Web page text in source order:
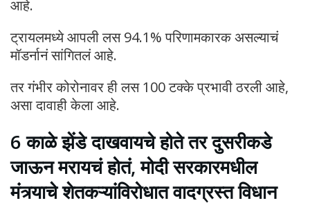
आहे.
ट्रायलमध्ये आपली लस 94.1% परिणामकारक असल्याचं
मॉडर्नानं सांगितलं आहे.
तर गंभीर कोरोनावर ही लस 100 टक्के प्रभावी ठरली आहे,
असा दावाही केला आहे.
6 काळे झेंडे दाखवायचे होते तर दुसरीकडे
जाऊन मरायचं होतं, मोदी सरकारमधील
मंत्र्याचे शेतकऱ्यांविरोधात वादग्रस्त विधान